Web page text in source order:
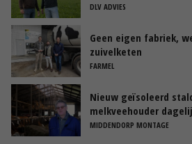
DLV ADVIES
Geen eigen fabriek,
zuivelketen
FARMEL
Nieuw geïsoleerd
melkveehouder
MIDDENDORP MONTAGE